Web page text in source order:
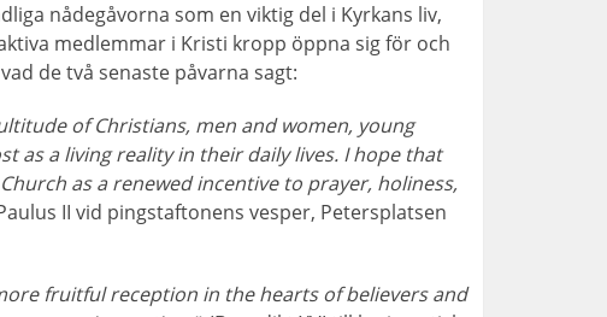
nådegåvorna som en viktig del i Kyrkans liv,
medlemmar i Kristi kropp öppna sig för och
de två senaste påvarna sagt:
of Christians, men and women, young
as a living reality in their daily lives. I hope that
as a renewed incentive to prayer, holiness,
II vid pingstaftonens vesper, Petersplatsen
fruitful reception in the hearts of believers and